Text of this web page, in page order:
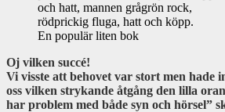
En populär liten bok
Oj vilken succé!
Vi visste att behovet var stort men hade
oss vilken strykande åtgång den lilla
har problem med både syn och hörsel”